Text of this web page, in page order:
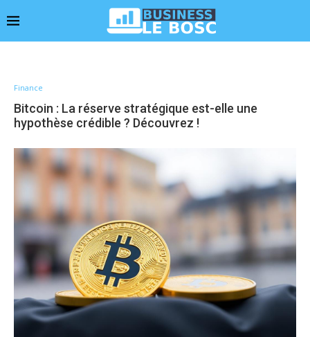
Finance
Bitcoin : La réserve stratégique est-elle une
hypothèse crédible ? Découvrez !